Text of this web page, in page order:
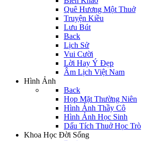
Quê Hương Một Thuở
Truyện Kiều
Lưu Bút
Back
Lịch Sử
Vui Cười
Lời Hay Ý Đẹp
Âm Lịch Việt Nam
Hình Ảnh
Back
Họp Mặt Thường Niên
Hình Ảnh Thầy Cô
Hình Ảnh Học Sinh
Dấu Tích Thuở Học Trò
Khoa Học Đời Sống